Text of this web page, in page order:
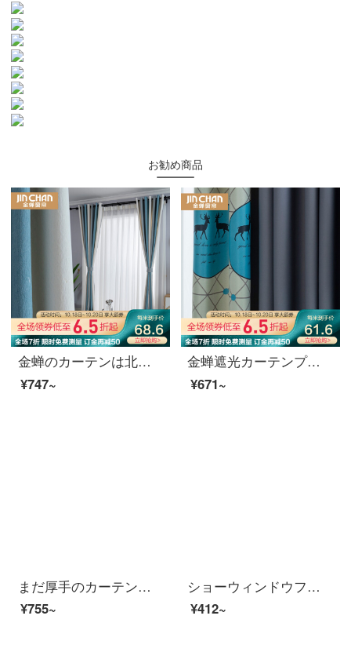
お勧め商品
金蝉のカーテンは北欧を遮光しています。ベッドルームのカーテンを簡単に注文して、フックしてください。風になっています。蘭（CT-グレー）1メートルの材料価格（フック/穴あけ無料加工）は何メートルの撮影が必要ですか？
¥747~
金蝉遮光カーテンプリントを北欧につないで簡単に注文して寝室の客間のカーテンの窓の紗の布地の菱形の鹿-藍(主布の高精密-14布の6993-蘭を配合します)の1メートルの材料の価格(フック無料加工)を注文して何メートルの撮影を必要としますか？
¥671~
まだ厚手のカーテンの布ひもにホックをかける綿のカーテンの紗のカーテン加工補助材料の日焼け止め防止のために、全巻で約44メートルの老化防止を行います。
¥755~
ショーウィンドウフレンチレトロロココの少女レースのカーテンカーテンカーテンの薄いカーテンカーテンカーテンカーテンカーテンカーテンのベッドルームの窓のカーテンの鏡の中に花が咲いています。
¥412~